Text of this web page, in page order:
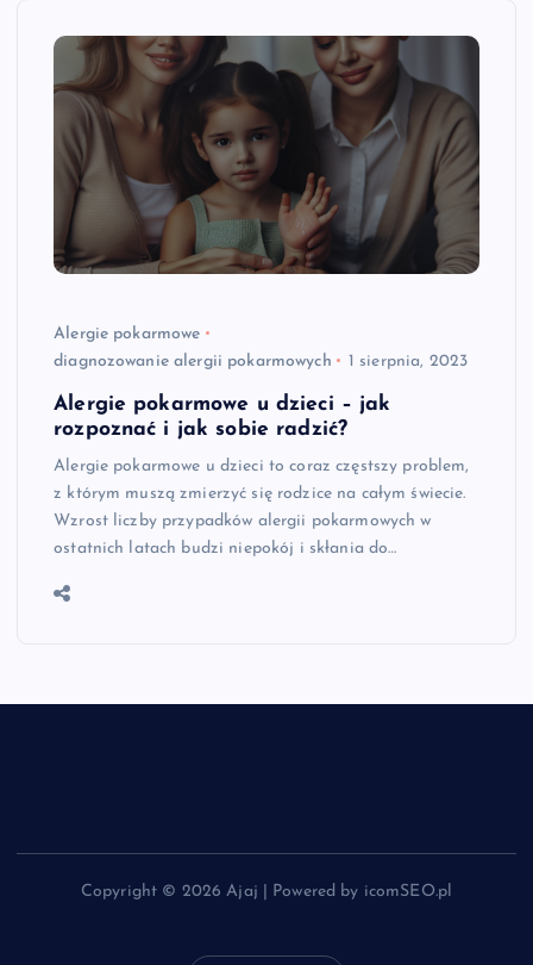
Alergie pokarmowe
diagnozowanie alergii pokarmowych
1 sierpnia, 2023
Alergie pokarmowe u dzieci – jak
rozpoznać i jak sobie radzić?
Alergie pokarmowe u dzieci to coraz częstszy problem,
z którym muszą zmierzyć się rodzice na całym świecie.
Wzrost liczby przypadków alergii pokarmowych w
ostatnich latach budzi niepokój i skłania do…
Copyright © 2026 Ajaj | Powered by icomSEO.pl